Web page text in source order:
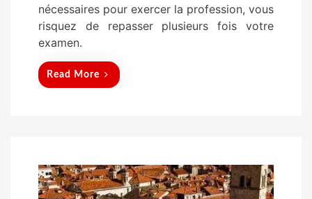
o
n
nécessaires pour exercer la profession, vous
risquez de repasser plusieurs fois votre
examen.
Read More